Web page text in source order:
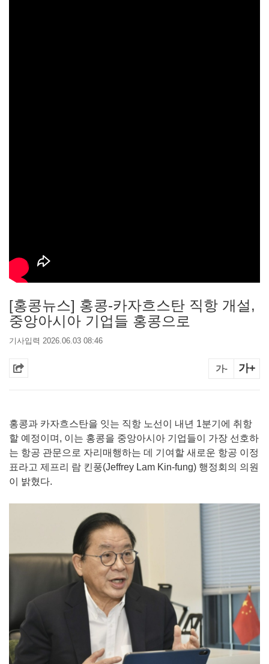
[홍콩뉴스] 홍콩-카자흐스탄 직항 개설,
중앙아시아 기업들 홍콩으로
기사입력 2026.06.03 08:46
가- 가+
홍콩과 카자흐스탄을 잇는 직항 노선이 내년 1분기에 취항
할 예정이며, 이는 홍콩을 중앙아시아 기업들이 가장 선호하
는 항공 관문으로 자리매행하는 데 기여할 새로운 항공 이정
표라고 제프리 람 킨풍(Jeffrey Lam Kin-fung) 행정회의 의원
이 밝혔다.